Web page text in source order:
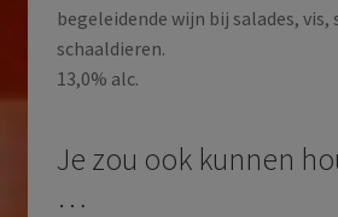
begeleidende wijn bij salades, vis,
schaaldieren.
13,0% alc.
Je zou ook kunnen
…